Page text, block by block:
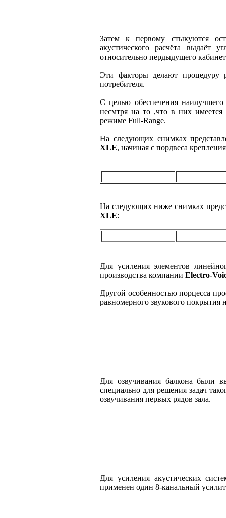
Затем к первому стыкуются
акустического расчёта выдаёт
относительно пердыдущего
Эти факторы делают процедуру
потребителя.
С целью обеспечения
несмтря на то ,что в них
режиме Full-Range.
На следующих снимках
XLE, начиная с пордвеса
На следующих ниже снимках
XLE:
Для усиления элементов
производства компании
Другой особенностью порцесса
равномерного звукового
Для озвучивания балкона были
специально для решения задач
озвучивания первых рядов зала.
Для усиления акустических
применен один 8-канальный